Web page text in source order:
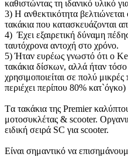
καθιστώντας τη ιδανικό υλικό
3) Η ανθεκτικότητα
τακάκια που κατασκευάζονται
4) Έχει εξαιρετική δύναμη
ταυτόχρονα αντοχή στο χρόνο.
5) Ήταν ευρέως γνωστό ότι ο
τακάκια δίσκων, αλλά ήταν
χρησιμοποιείται σε πολύ
περιέχει περίπου 80% κατ`όγκο)
Tα τακάκια της Premier
μοτοσυκλέτας & scooter.
ειδική σειρά SC για scooter.
Είναι σημαντικό να